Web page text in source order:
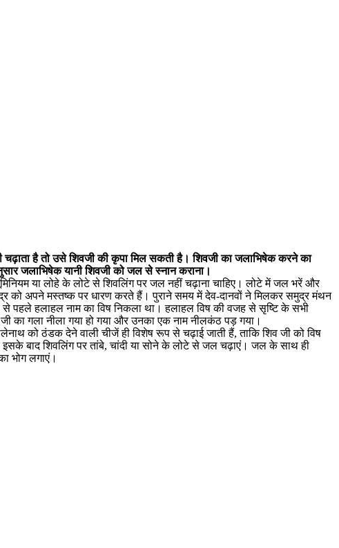
चढ़ाता है तो उसे शिवजी की कृपा मिल सकती है। शिवजी का जलाभिषेक करने का
जलाभिषेक यानी शिवजी को जल से स्नान कराना।
या लोहे के लोटे से शिवलिंग पर जल नहीं चढ़ाना चाहिए। लोटे में जल भरें और
को अपने मस्तष्क पर धारण करते हैं। पुराने समय में देव-दानवों ने मिलकर समुद्र मंथन
पहले हलाहल नाम का विष निकला था। हलाहल विष की वजह से सृष्टि के सभी
का गला नीला गया हो गया और उनका एक नाम नीलकंठ पड़ गया।
को ठंडक देने वाली चीजें ही विशेष रूप से चढ़ाई जाती हैं, ताकि शिव जी को विष
इसके बाद शिवलिंग पर तांबे, चांदी या सोने के लोटे से जल चढ़ाएं। जल के साथ ही
भोग लगाएं।